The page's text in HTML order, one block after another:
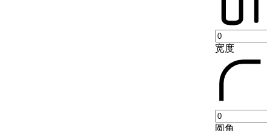
宽度
圆角